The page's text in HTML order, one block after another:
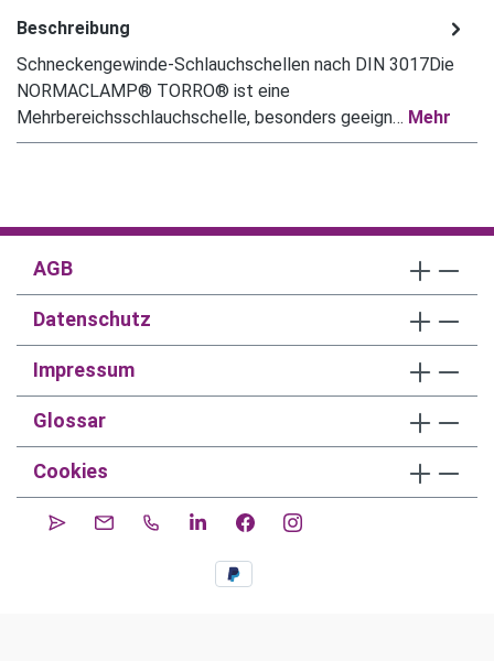
Beschreibung
Schneckengewinde-Schlauchschellen nach DIN 3017Die
NORMACLAMP® TORRO® ist eine
Mehrbereichsschlauchschelle, besonders geeign… Mehr
AGB
Datenschutz
Impressum
Glossar
Cookies